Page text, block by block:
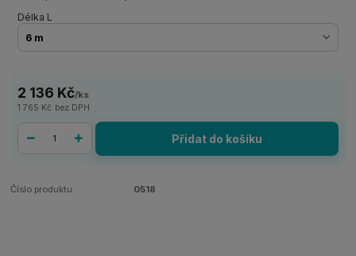
Délka L
2 136 Kč/ks
1 765 Kč bez DPH
Přidat do košíku
Číslo produktu: 0518